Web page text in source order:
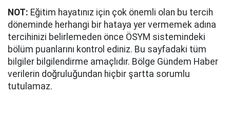
NOT: Eğitim hayatınız için çok önemli olan bu tercih
döneminde herhangi bir hataya yer vermemek adına
tercihinizi belirlemeden önce ÖSYM sistemindeki
bölüm puanlarını kontrol ediniz. Bu sayfadaki tüm
bilgiler bilgilendirme amaçlıdır. Bölge Gündem Haber
verilerin doğruluğundan hiçbir şartta sorumlu
tutulamaz.